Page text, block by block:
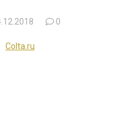
0
Colta.ru